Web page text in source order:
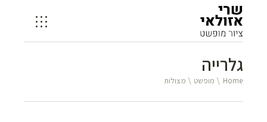
גלרייה
Home מופשט מצולות